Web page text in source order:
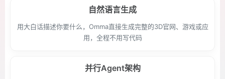
自然语言生成
用大白话描述你要什么，Omma直接生成完整的3D官网、游戏或应
用，全程不用写代码
并行Agent架构